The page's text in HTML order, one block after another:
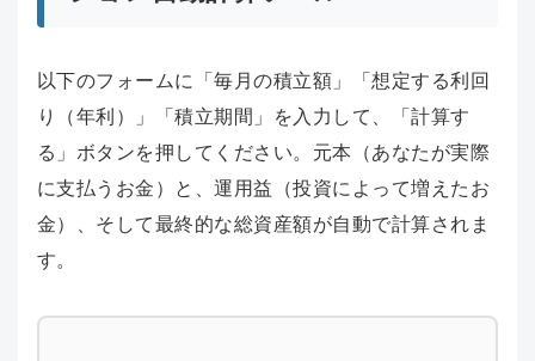
以下のフォームに「毎月の積立額」「想定する利回
り（年利）」「積立期間」を入力して、「計算す
る」ボタンを押してください。元本（あなたが実際
に支払うお金）と、運用益（投資によって増えたお
金）、そして最終的な総資産額が自動で計算されま
す。